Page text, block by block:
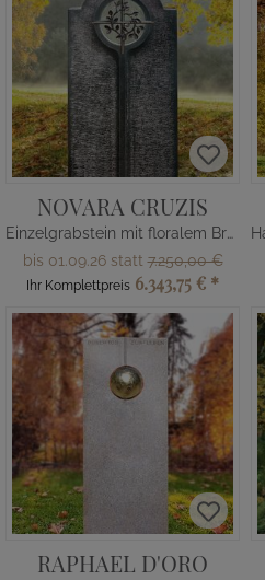
NOVARA CRUZIS
Einzelgrabstein mit floralem Bronze Kreuz
bis 01.09.26 statt7.250,00 €
Ihr Komplettpreis 6.343,75 € *
RAPHAEL D'ORO